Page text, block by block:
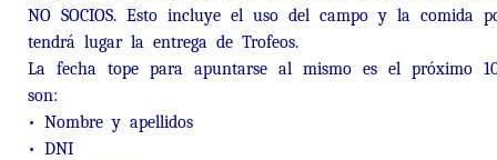
NO SOCIOS. Esto incluye el uso del campo y la comida
tendrá lugar la entrega de Trofeos.
La fecha tope para apuntarse al mismo es el próximo
son:
• Nombre y apellidos
• DNI